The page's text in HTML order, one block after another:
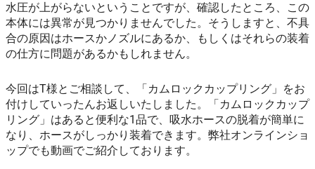
水圧が上がらないということですが、確認したところ、この
本体には異常が見つかりませんでした。そうしますと、不具
合の原因はホースかノズルにあるか、もしくはそれらの装着
の仕方に問題があるかもしれません。
今回はT様とご相談して、「カムロックカップリング」をお
付けしていったんお返しいたしました。「カムロックカップ
リング」はあると便利な1品で、吸水ホースの脱着が簡単に
なり、ホースがしっかり装着できます。弊社オンラインショ
ップでも動画でご紹介しております。